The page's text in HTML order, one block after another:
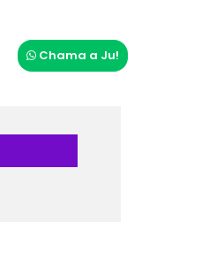
Chama a Ju!